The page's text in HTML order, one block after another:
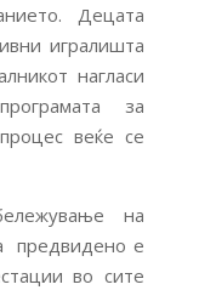
Децата
игралишта
нагласи
за
веќе се
на
предвидено е
во сите